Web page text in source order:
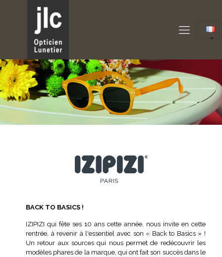
BACK TO BASICS !
IZIPIZI qui fête ses 10 ans cette année, nous invite en cette
rentrée, à revenir à l'essentiel avec son « Back to Basics » !
Un retour aux sources qui nous permet de redécouvrir les
modèles phares de la marque, qui ont fait son succès dans le